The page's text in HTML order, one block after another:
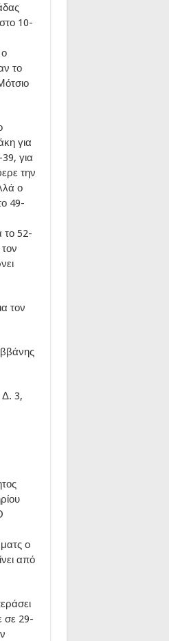
10-
το
για
για
την
ο
49-
το 52-
τον
3,
ο
από
σε 29-